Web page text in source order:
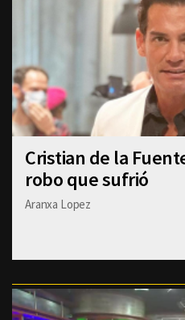
Cristian de la
robo que sufrió
Aranxa Lopez